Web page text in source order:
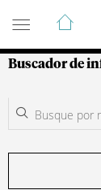
Guía de
Buscador de